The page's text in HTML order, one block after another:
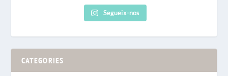
Segueix-nos
CATEGORIES